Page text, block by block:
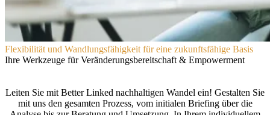
Flexibilität und Wandlungsfähigkeit für eine zukunftsfähige Basis
Ihre Werkzeuge für Veränderungsbereitschaft & Empowerment
Leiten Sie mit Better Linked nachhaltigen Wandel ein! Gestalten Sie
mit uns den gesamten Prozess, vom initialen Briefing über die